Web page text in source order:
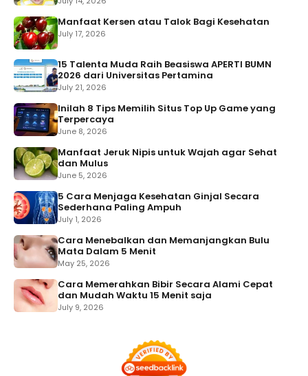
Manfaat Kersen atau Talok Bagi Kesehatan
July 17, 2026
15 Talenta Muda Raih Beasiswa APERTI BUMN
2026 dari Universitas Pertamina
July 21, 2026
Inilah 8 Tips Memilih Situs Top Up Game yang
Terpercaya
June 8, 2026
Manfaat Jeruk Nipis untuk Wajah agar Sehat
dan Mulus
June 5, 2026
5 Cara Menjaga Kesehatan Ginjal Secara
Sederhana Paling Ampuh
July 1, 2026
Cara Menebalkan dan Memanjangkan Bulu
Mata Dalam 5 Menit
May 25, 2026
Cara Memerahkan Bibir Secara Alami Cepat
dan Mudah Waktu 15 Menit saja
July 9, 2026